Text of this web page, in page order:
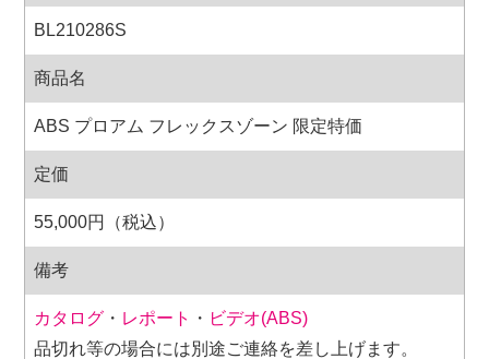
BL210286S
商品名
ABS プロアム フレックスゾーン 限定特価
定価
55,000円（税込）
備考
カタログ ・ レポート ・ ビデオ(ABS)
品切れ等の場合には別途ご連絡を差し上げます。